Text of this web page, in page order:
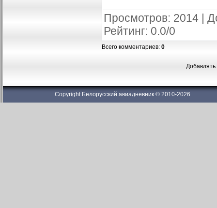
Просмотров: 2014 |
Рейтинг: 0.0/0
Всего комментариев:0
Добавлять
Copyright Белорусский авиадневник © 2010-2026